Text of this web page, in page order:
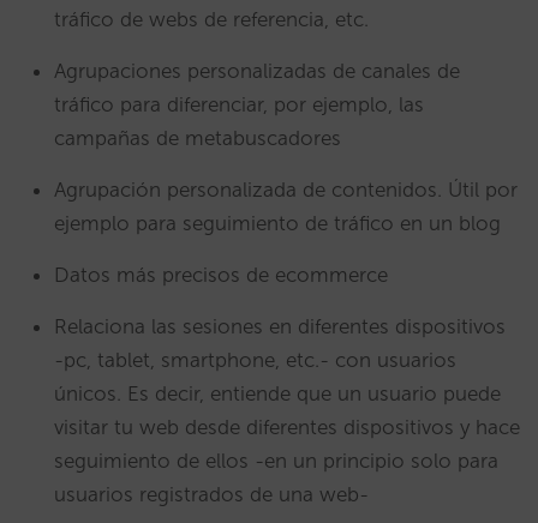
tráfico de webs de referencia, etc.
Agrupaciones personalizadas de canales de
tráfico para diferenciar, por ejemplo, las
campañas de metabuscadores
Agrupación personalizada de contenidos. Útil por
ejemplo para seguimiento de tráfico en un blog
Datos más precisos de ecommerce
Relaciona las sesiones en diferentes dispositivos
-pc, tablet, smartphone, etc.- con usuarios
únicos. Es decir, entiende que un usuario puede
visitar tu web desde diferentes dispositivos y hace
seguimiento de ellos -en un principio solo para
usuarios registrados de una web-